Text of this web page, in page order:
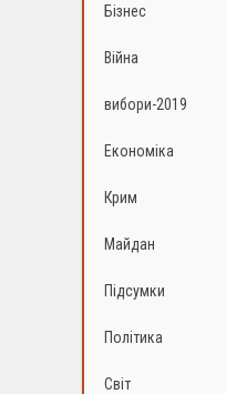
Бізнес
Війна
вибори-2019
Економіка
Крим
Майдан
Підсумки
Політика
Світ